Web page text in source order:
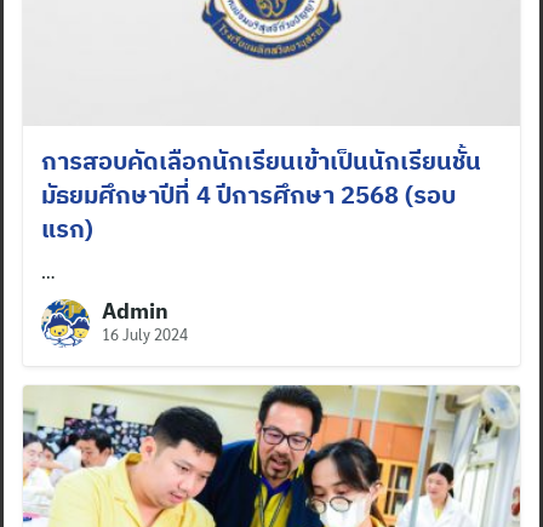
การสอบคัดเลือกนักเรียนเข้าเป็นนักเรียนชั้น
มัธยมศึกษาปีที่ 4 ปีการศึกษา 2568 (รอบ
แรก)
…
Admin
16 July 2024